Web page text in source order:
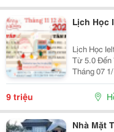
Lịch Học
Lịch Học
Từ 5.0 Đến 7.0+ Học Phí Shock Nhất
Tháng 07 1/ Ielts Improver Tối 2 4 6 Khai Giảng:
13/07/2026 Khung Giờ: 18:00 Đến 21:00 Học Phí Ưu Đãi
9 triệu
Nhà Mặt